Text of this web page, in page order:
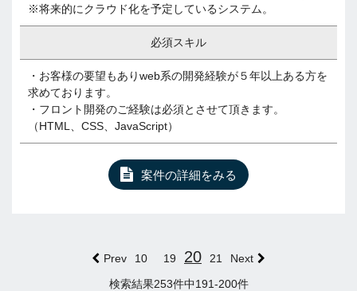
※将来的にクラウド化を予定しているシステム。
必須スキル
・お客様の要望もありweb系の開発経験が５年以上ある方を
求めております。
・フロント開発のご経験は必須とさせて頂きます。
（HTML、CSS、JavaScript）
案件の詳細をみる
Prev 10 19 20 21 Next
検索結果253件中191-200件